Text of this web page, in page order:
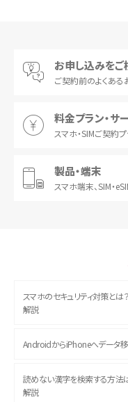
お申し込みを
ご契約前のよくあ
料金プラン・サ
スマホ・SIMご契約
製品・端末
スマホ端末、SIM・
スマホのセキュリティ対策と
解説
AndroidからiPhoneへデータ移
読めない漢字を検索する方法
解説